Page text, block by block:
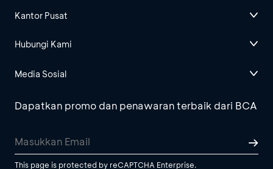
Kantor Pusat
Hubungi Kami
Media Sosial
Dapatkan promo dan penawaran terbaik dari BCA
This page is protected by reCAPTCHA Enterprise.